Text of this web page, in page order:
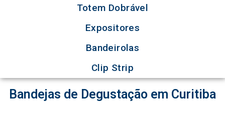
Totem Dobrável
Expositores
Bandeirolas
Clip Strip
Bandejas de Degustação em Curitiba